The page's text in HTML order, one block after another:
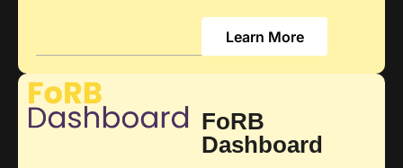
Learn More
FoRB
Dashboard